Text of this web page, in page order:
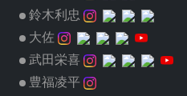
鈴木利忠
大佐
武田栄喜
豊福凌平